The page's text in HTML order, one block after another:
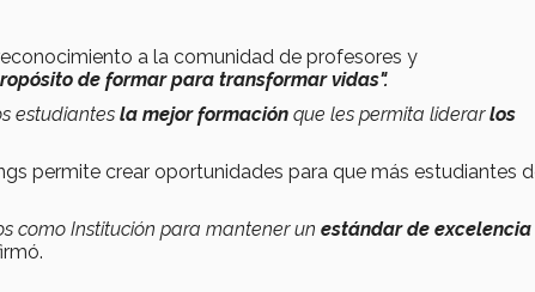
a la comunidad de profesores y
de formar para transformar vidas".
estudiantes la mejor formación que les permita liderarlos
permite crear oportunidades para que más estudiantes
como Institución para mantener un estándar de excelencia